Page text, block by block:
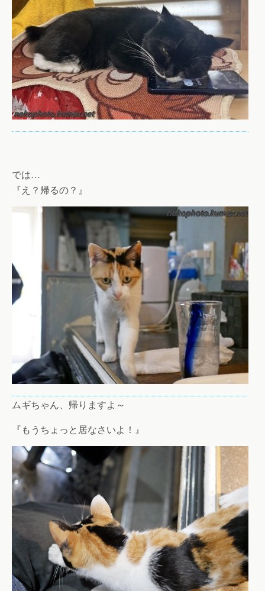
では…
『え？帰るの？』
ムギちゃん、帰りますよ～
『もうちょっと居なさいよ！』